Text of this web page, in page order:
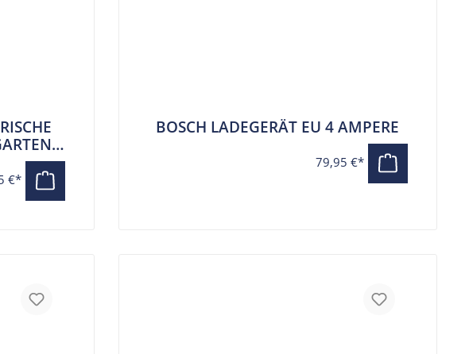
€*
BOSCH LADEGERÄT EU 4 AMPERE
79,95 €*